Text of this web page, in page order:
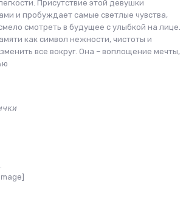
Присутствие этой девушки
и пробуждает самые светлые чувства,
смотреть в будущее с улыбкой на лице.
как символ нежности, чистоты и
все вокруг. Она – воплощение мечты,